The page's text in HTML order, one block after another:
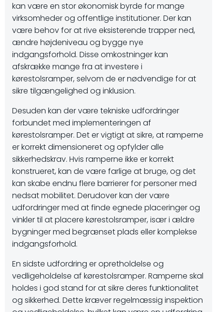
kan være en stor økonomisk byrde for mange
virksomheder og offentlige institutioner. Der kan
være behov for at rive eksisterende trapper ned,
ændre højdeniveau og bygge nye
indgangsforhold. Disse omkostninger kan
afskrække mange fra at investere i
kørestolsramper, selvom de er nødvendige for at
sikre tilgængelighed og inklusion.
Desuden kan der være tekniske udfordringer
forbundet med implementeringen af
kørestolsramper. Det er vigtigt at sikre, at ramperne
er korrekt dimensioneret og opfylder alle
sikkerhedskrav. Hvis ramperne ikke er korrekt
konstrueret, kan de være farlige at bruge, og det
kan skabe endnu flere barrierer for personer med
nedsat mobilitet. Derudover kan der være
udfordringer med at finde egnede placeringer og
vinkler til at placere kørestolsramper, især i ældre
bygninger med begrænset plads eller komplekse
indgangsforhold.
En sidste udfordring er opretholdelse og
vedligeholdelse af kørestolsramper. Ramperne skal
holdes i god stand for at sikre deres funktionalitet
og sikkerhed. Dette kræver regelmæssig inspektion